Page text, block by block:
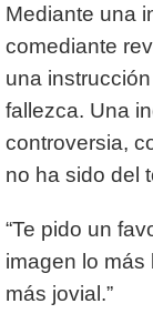
Mediante una
comediante
una
fallezca. Una
controversia,
no ha sido del
“Te pido un
imagen lo más
más jovial.”